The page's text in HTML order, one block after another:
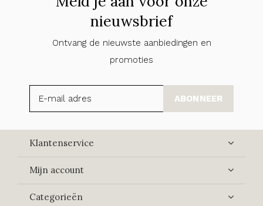
nieuwsbrief
Ontvang de nieuwste aanbiedingen en
promoties
ABONNEER
Klantenservice
Mijn account
Categorieën